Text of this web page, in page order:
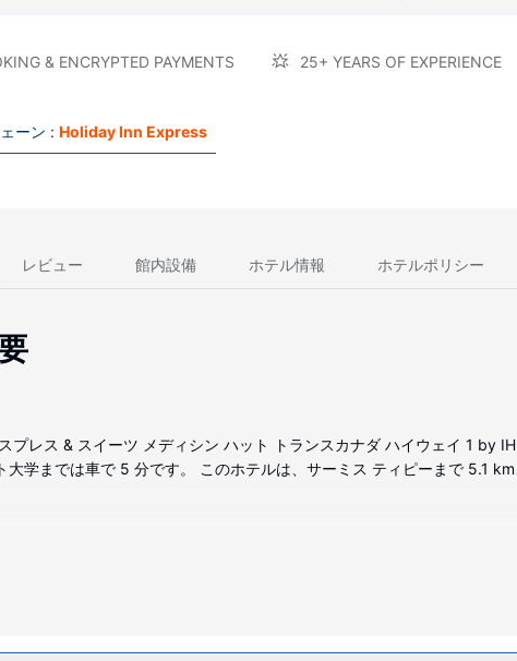
& ENCRYPTED PAYMENTS 25+ YEARS OF EXPERIENCE
ーン : Holiday Inn Express
レビュー 館内設備 ホテル情報 ホテルポリシー
プレス & スイーツ メディシン ハット トランスカナダ ハイウェイ 1 by
大学までは車で 5 分です。 このホテルは、サーミス ティピーまで 5.1
備の客室には冷蔵庫、薄型テレビなどが備わっており、ゆっくりおく